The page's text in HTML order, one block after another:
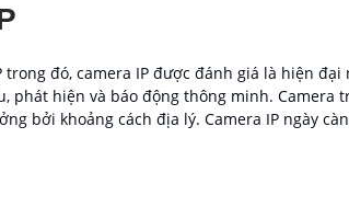
đó, camera IP được đánh giá là hiện
phát hiện và báo động thông minh. Camera
bởi khoảng cách địa lý. Camera IP ngày